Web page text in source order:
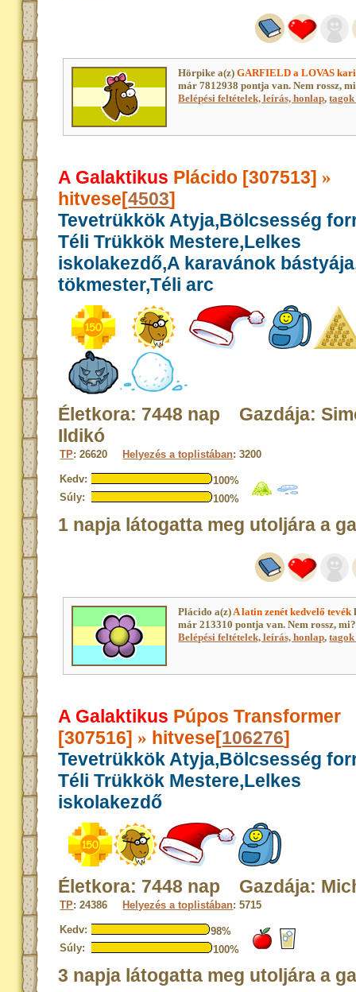
Hörpike a(z)GARFIELD a LOVAS kari
már 7812938 pontja van. Nem rossz,
Belépési feltételek, leírás, honlap,
A Galaktikus Plácido [307513] »
hitvese[4503]
Tevetrükkök Atyja,Bölcsesség
Téli Trükkök Mestere,Lelkes
iskolakezdő,A karavánok
tökmester,Téli arc
Életkora: 7448 nap Gazdája:
Ildikó
TP: 26620 Helyezés a toplistában: 3200
Kedv:
100%
Súly:
100%
1 napja látogatta meg utoljára a
Plácido a(z)A latin zenét kedvelő tevék
már 213310 pontja van. Nem rossz, mi?
Belépési feltételek, leírás, honlap,
A Galaktikus Púpos Transformer
[307516] » hitvese[106276]
Tevetrükkök Atyja,Bölcsesség
Téli Trükkök Mestere,Lelkes
iskolakezdő
Életkora: 7448 nap Gazdája:
TP: 24386 Helyezés a toplistában: 5715
Kedv:
98%
Súly:
100%
3 napja látogatta meg utoljára a